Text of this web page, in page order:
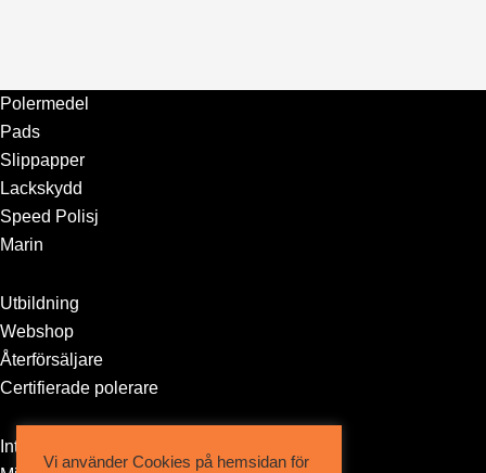
Polermedel
Pads
Slippapper
Lackskydd
Speed Polisj
Marin
Utbildning
Webshop
Återförsäljare
Certifierade polerare
Integritetspolicy
Vi använder Cookies på hemsidan för